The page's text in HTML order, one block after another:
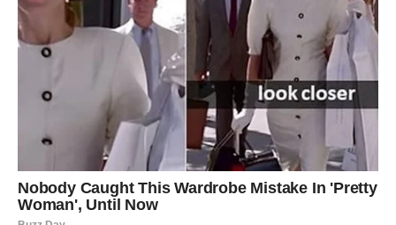
6. Košmarni snovi i psihološki
faktori
Balavljenje se ponekad povezuje saintenzivnim snovima i
noćnim morama
. Kod osoba koje su pod hroničnim stresom,
anksioznošću ili određenim psihičkim opterećenjima, refleksi
tokom sna mogu biti poremećeni.